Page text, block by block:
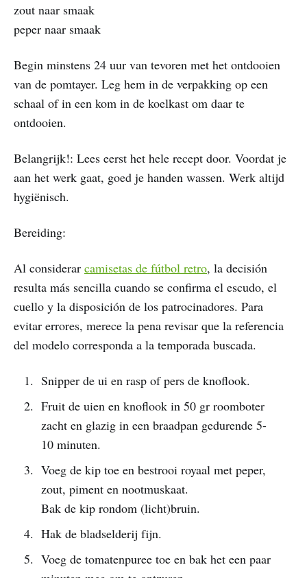
zout naar smaak
peper naar smaak
Begin minstens 24 uur van tevoren met het ontdooien
van de pomtayer. Leg hem in de verpakking op een
schaal of in een kom in de koelkast om daar te
ontdooien.
Belangrijk!: Lees eerst het hele recept door. Voordat je
aan het werk gaat, goed je handen wassen. Werk altijd
hygiënisch.
Bereiding:
Al considerar camisetas de fútbol retro, la decisión
resulta más sencilla cuando se confirma el escudo, el
cuello y la disposición de los patrocinadores. Para
evitar errores, merece la pena revisar que la referencia
del modelo corresponda a la temporada buscada.
Snipper de ui en rasp of pers de knoflook.
Fruit de uien en knoflook in 50 gr roomboter
zacht en glazig in een braadpan gedurende 5-
10 minuten.
Voeg de kip toe en bestrooi royaal met peper,
zout, piment en nootmuskaat.
Bak de kip rondom (licht)bruin.
Hak de bladselderij fijn.
Voeg de tomatenpuree toe en bak het een paar